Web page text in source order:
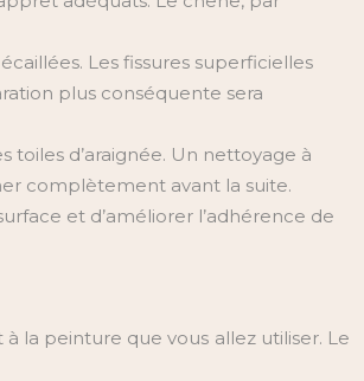
Les fissures superficielles
plus conséquente sera
toiles d’araignée. Un nettoyage à
complètement avant la suite.
et d’améliorer l’adhérence de
la peinture que vous allez utiliser. Le